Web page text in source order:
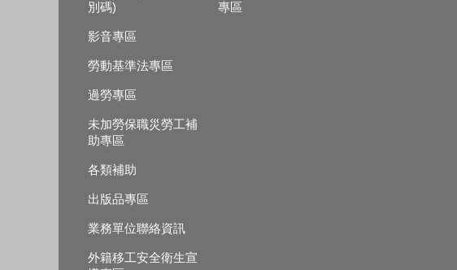
別碼)
影音專區
勞動基準法專區
過勞專區
未加勞保職災勞工補
助專區
各類補助
出版品專區
業務單位聯絡資訊
外籍移工安全衛生宣
專區